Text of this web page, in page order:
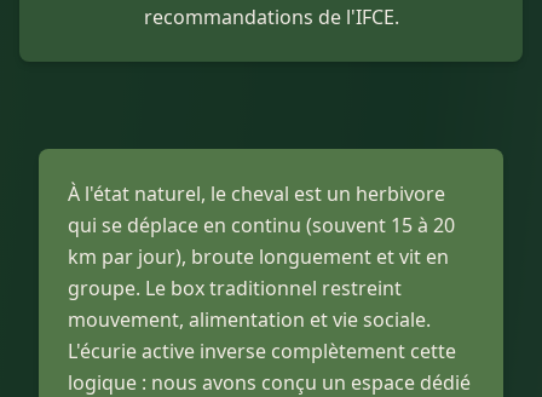
recommandations de l'IFCE.
À l'état naturel, le cheval est un herbivore
qui se déplace en continu (souvent 15 à 20
km par jour), broute longuement et vit en
groupe. Le box traditionnel restreint
mouvement, alimentation et vie sociale.
L'écurie active inverse complètement cette
logique : nous avons conçu un espace dédié